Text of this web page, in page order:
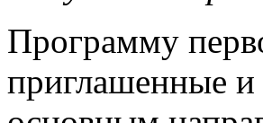
Программу
приглашенные